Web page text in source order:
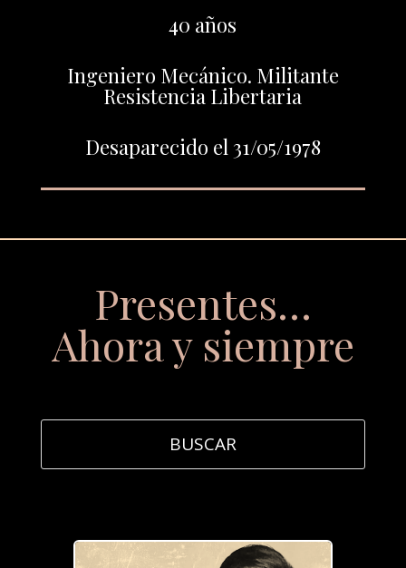
40 años
Ingeniero Mecánico. Militante
Resistencia Libertaria
Desaparecido el 31/05/1978
Presentes…
Ahora y siempre